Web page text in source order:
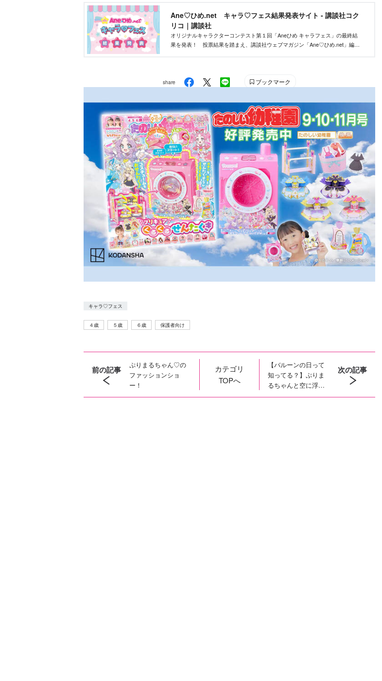
Ane♡ひめ.net キャラ♡フェス結果発表サイト - 講談社コク
リコ｜講談社
オリジナルキャラクターコンテスト第１回「Aneひめ キャラフェス」の最終結
果を発表！ 投票結果を踏まえ、講談社ウェブマガジン「Ane♡ひめ.net」編集
share ブックマーク
キャラ♡フェス
４歳 ５歳 ６歳 保護者向け
前の記事
ぷりまるちゃん♡の
ファッションショ
ー！
カテゴリ
TOPへ
【バルーンの日って
知ってる？】ぷりま
るちゃんと空に浮か
ぶキラキラ風船！８
次の記事